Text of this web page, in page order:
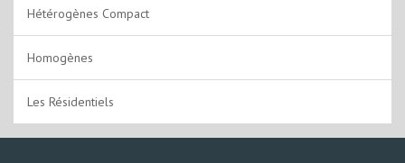
A coller
Clipsable
Clipsable rigide
Hétérogènes Compact
Homogènes
Les Résidentiels